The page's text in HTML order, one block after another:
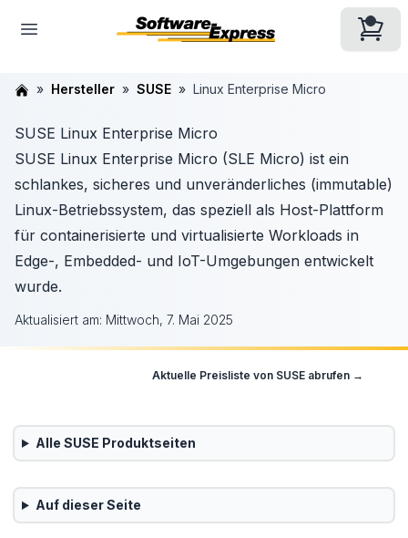
Hersteller SUSE Linux Enterprise Micro
SUSE Linux Enterprise Micro
SUSE Linux Enterprise Micro (SLE Micro) ist ein
schlankes, sicheres und unveränderliches (immutable)
Linux-Betriebssystem, das speziell als Host-Plattform
für containerisierte und virtualisierte Workloads in
Edge-, Embedded- und IoT-Umgebungen entwickelt
wurde.
Aktualisiert am: Mittwoch, 7. Mai 2025
Aktuelle Preisliste von SUSE abrufen →
Alle SUSE Produktseiten
Auf dieser Seite